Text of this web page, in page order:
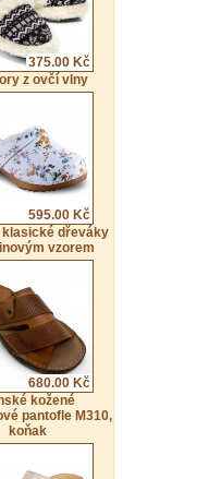
375.00 Kč
z ovčí vlny
595.00 Kč
klasické dřeváky
vzorem
680.00 Kč
kožené
pantofle M310,
koňak